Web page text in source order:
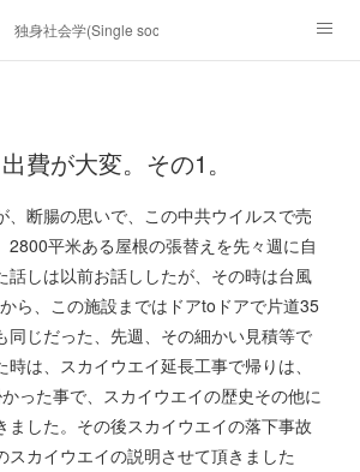
独身社会学(Single sociology)と高齢化社会学
建物。
未来２１００研究所
フィリピンマンションは買うべきでは無い理由は全
海外生活の掟
フィリピンの歴史
アイデア
マニラ男の手料理 総集編
費が大変。その1。
、断腸の思いで、この中共ウイルスで売
2800平米ある屋根の張替えを先々週に自
話しは以前お話ししたが、その時は台風
ら、この施設まではドアtoドアで片道35
同じだった、先週、その細かい見積等で
は、スカイウエイ延長工事で帰りは、
った事で、スカイウエイの歴史その他に
ました。その後スカイウエイの落下事故
スカイウエイの説明させて頂きました